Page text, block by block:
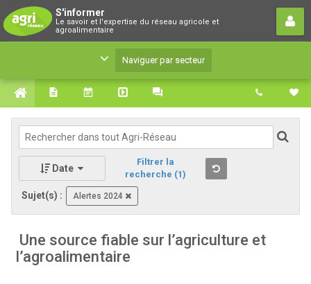
S'informer
Le savoir et l'expertise du réseau agricole et
agroalimentaire
Le savoir et l'expertise du réseau agricole et
agroalimentaire
Naviguer par secteur
Date
Filtrer la
recherche (1)
Sujet(s) : Alertes 2024
Une source fiable sur l’agriculture et
l’agroalimentaire